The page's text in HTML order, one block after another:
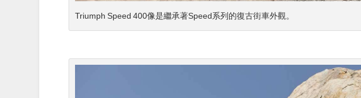
Triumph Speed 400像是繼承著Speed系列的復古街車外觀。